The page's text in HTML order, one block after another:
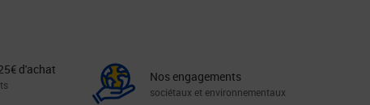
d'achat Nos engagements
sociétaux et environnementaux